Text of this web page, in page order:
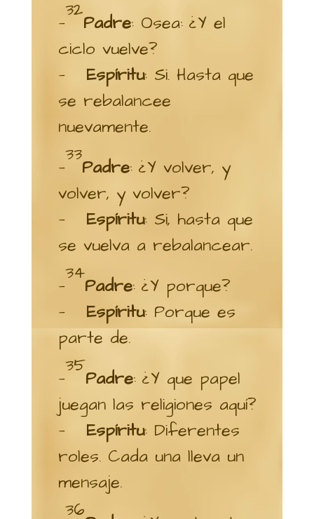
—
32
Padre: Osea: ¿Y el
ciclo vuelve?
— Espíritu: Si. Hasta que
se rebalancee
nuevamente.
—
33
Padre: ¿Y volver, y
volver, y volver?
— Espíritu: Si, hasta que
se vuelva a rebalancear.
—
34
Padre: ¿Y porque?
— Espíritu: Porque es
parte de.
—
35
Padre: ¿Y que papel
juegan las religiones aquí?
— Espíritu: Diferentes
roles. Cada una lleva un
mensaje.
36